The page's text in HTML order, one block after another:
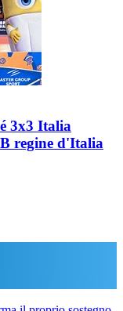
3x3 Italia
regine d'Italia